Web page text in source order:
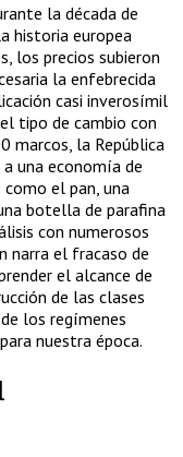
la década de
historia europea
los precios subieron
la enfebrecida
casi inverosímil
tipo de cambio con
marcos, la República
una economía de
el pan, una
botella de parafina
con numerosos
narra el fracaso de
el alcance de
de las clases
los regímenes
nuestra época.